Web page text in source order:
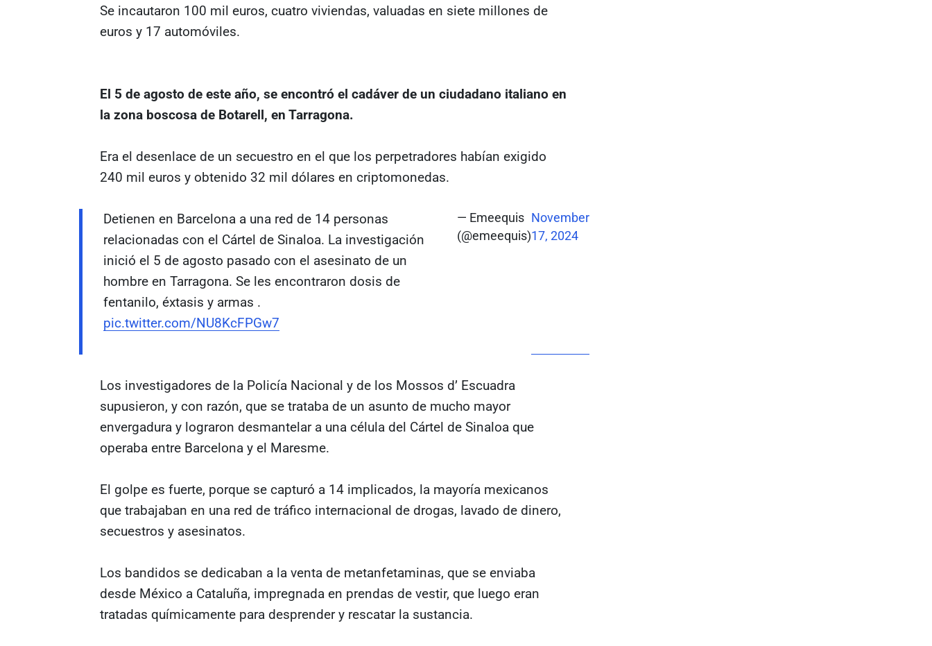
Se incautaron 100 mil euros, cuatro viviendas, valuadas en siete millones de
euros y 17 automóviles.
El 5 de agosto de este año, se encontró el cadáver de un ciudadano italiano en
la zona boscosa de Botarell, en Tarragona.
Era el desenlace de un secuestro en el que los perpetradores habían exigido
240 mil euros y obtenido 32 mil dólares en criptomonedas.
Detienen en Barcelona a una red de 14 personas
relacionadas con el Cártel de Sinaloa. La investigación
inició el 5 de agosto pasado con el asesinato de un
hombre en Tarragona. Se les encontraron dosis de
fentanilo, éxtasis y armas .
pic.twitter.com/NU8KcFPGw7
— Emeequis
(@emeequis)
November
17, 2024
Los investigadores de la Policía Nacional y de los Mossos d’ Escuadra
supusieron, y con razón, que se trataba de un asunto de mucho mayor
envergadura y lograron desmantelar a una célula del Cártel de Sinaloa que
operaba entre Barcelona y el Maresme.
El golpe es fuerte, porque se capturó a 14 implicados, la mayoría mexicanos
que trabajaban en una red de tráfico internacional de drogas, lavado de dinero,
secuestros y asesinatos.
Los bandidos se dedicaban a la venta de metanfetaminas, que se enviaba
desde México a Cataluña, impregnada en prendas de vestir, que luego eran
tratadas químicamente para desprender y rescatar la sustancia.